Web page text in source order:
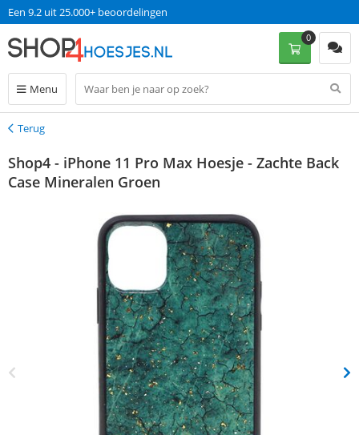
Een 9.2 uit 25.000+ beoordelingen
Menu
0
Terug
Terug
Shop4 - iPhone 11 Pro Max Hoesje - Zachte Back
Case Mineralen Groen